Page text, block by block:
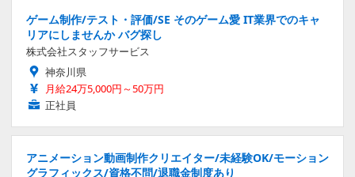
ゲーム制作/テスト・評価/SE そのゲーム愛 IT業界でのキャ
リアにしませんか バグ探し
株式会社スタッフサービス
神奈川県
月給24万5,000円～50万円
正社員
アニメーション動画制作クリエイター/未経験OK/モーション
グラフィックス/資格不問/退職金制度あり